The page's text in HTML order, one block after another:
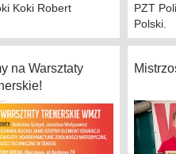
Koki Robert
PZT
Polski.
na Warsztaty